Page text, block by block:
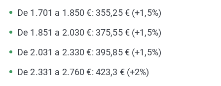
De 1.701 a 1.850 €: 355,25 € (+1,5%)
De 1.851 a 2.030 €: 375,55 € (+1,5%)
De 2.031 a 2.330 €: 395,85 € (+1,5%)
De 2.331 a 2.760 €: 423,3 € (+2%)